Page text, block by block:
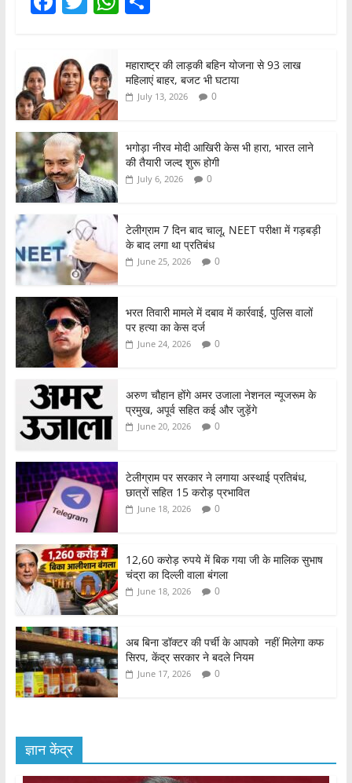
c
e
b
o
o
k
er s
A
p
ar
e
महाराष्ट्र की लाड़की बहिन योजना से 93 लाख
महिलाएं बाहर, बजट भी घटाया
July 13, 2026 0
भगोड़ा नीरव मोदी आखिरी केस भी हारा, भारत लाने
की तैयारी जल्द शुरू होगी
July 6, 2026 0
टेलीग्राम 7 दिन बाद चालू, NEET परीक्षा में गड़बड़ी
के बाद लगा था प्रतिबंध
June 25, 2026 0
भरत तिवारी मामले में दबाव में कार्रवाई, पुलिस वालों
पर हत्या का केस दर्ज
June 24, 2026 0
अरुण चौहान होंगे अमर उजाला नेशनल न्यूजरूम के
प्रमुख, अपूर्व सहित कई और जुड़ेंगे
June 20, 2026 0
टेलीग्राम पर सरकार ने लगाया अस्थाई प्रतिबंध,
छात्रों सहित 15 करोड़ प्रभावित
June 18, 2026 0
12,60 करोड़ रुपये में बिक गया जी के मालिक सुभाष
चंद्रा का दिल्ली वाला बंगला
June 18, 2026 0
अब बिना डॉक्टर की पर्ची के आपको नहीं मिलेगा कफ
सिरप, केंद्र सरकार ने बदले नियम
June 17, 2026 0
ज्ञान केंद्र